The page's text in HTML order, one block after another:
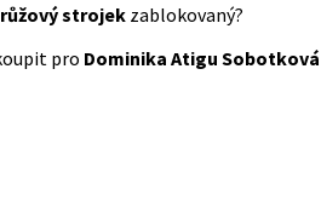
strojek zablokovaný?
pro Dominika Atigu Sobotková